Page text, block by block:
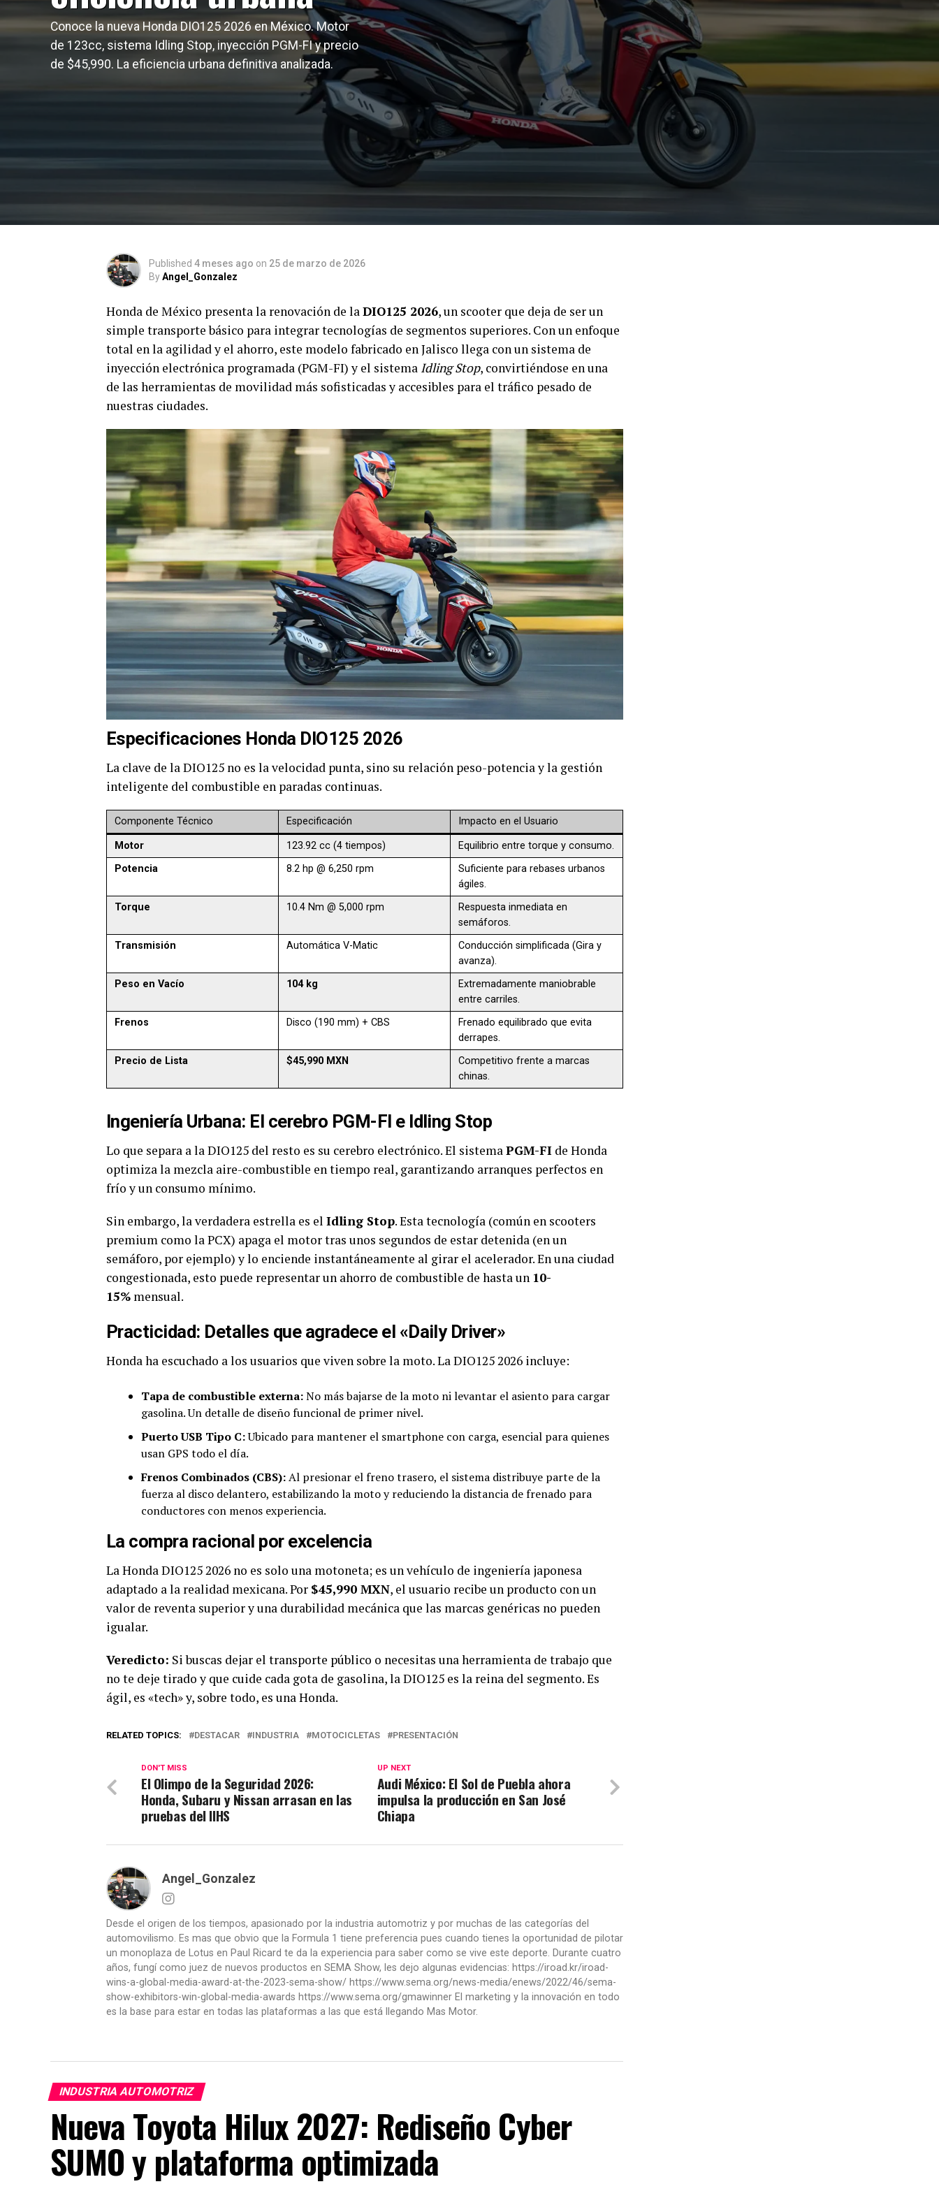
Conoce la nueva Honda DIO125 2026 en México. Motor
de 123cc, sistema Idling Stop, inyección PGM-FI y precio
de $45,990. La eficiencia urbana definitiva analizada.
Published 4 meses ago on 25 de marzo de 2026
ByAngel_Gonzalez
Honda de México presenta la renovación de laDIO125 2026, un scooter que deja de ser un
simple transporte básico para integrar tecnologías de segmentos superiores. Con un enfoque
total en la agilidad y el ahorro, este modelo fabricado en Jalisco llega con un sistema de
inyección electrónica programada (PGM-FI) y el sistema Idling Stop, convirtiéndose en una
de las herramientas de movilidad más sofisticadas y accesibles para el tráfico pesado de
nuestras ciudades.
Especificaciones Honda DIO125 2026
La clave de la DIO125 no es la velocidad punta, sino su relación peso-potencia y la gestión
inteligente del combustible en paradas continuas.
Componente Técnico Especificación Impacto en el Usuario
Motor 123.92 cc (4 tiempos)
Equilibrio entre torque y consumo.
Potencia
8.2 hp @ 6,250 rpm
Suficiente para rebases urbanos
ágiles.
Torque
10.4 Nm @ 5,000 rpm
Respuesta inmediata en
semáforos.
Transmisión
Automática V-Matic
Conducción simplificada (Gira y
avanza).
Peso en Vacío
104 kg
Extremadamente maniobrable
entre carriles.
Frenos
Disco (190 mm) + CBS
Frenado equilibrado que evita
derrapes.
Precio de Lista
$45,990 MXN
Competitivo frente a marcas
chinas.
Ingeniería Urbana: El cerebro PGM-FI e Idling Stop
Lo que separa a la DIO125 del resto es su cerebro electrónico. El sistemaPGM-FI de Honda
optimiza la mezcla aire-combustible en tiempo real, garantizando arranques perfectos en
frío y un consumo mínimo.
Sin embargo, la verdadera estrella es el Idling Stop. Esta tecnología (común en scooters
premium como la PCX) apaga el motor tras unos segundos de estar detenida (en un
semáforo, por ejemplo) y lo enciende instantáneamente al girar el acelerador. En una ciudad
congestionada, esto puede representar un ahorro de combustible de hasta un 10-
15% mensual.
Practicidad: Detalles que agradece el «Daily Driver»
Honda ha escuchado a los usuarios que viven sobre la moto. La DIO125 2026 incluye:
Tapa de combustible externa:No más bajarse de la moto ni levantar el asiento para cargar
gasolina. Un detalle de diseño funcional de primer nivel.
Puerto USB Tipo C:Ubicado para mantener el smartphone con carga, esencial para quienes
usan GPS todo el día.
Frenos Combinados (CBS):Al presionar el freno trasero, el sistema distribuye parte de la
fuerza al disco delantero, estabilizando la moto y reduciendo la distancia de frenado para
conductores con menos experiencia.
La compra racional por excelencia
La Honda DIO125 2026 no es solo una motoneta; es un vehículo de ingeniería japonesa
adaptado a la realidad mexicana. Por $45,990 MXN, el usuario recibe un producto con un
valor de reventa superior y una durabilidad mecánica que las marcas genéricas no pueden
igualar.
Veredicto: Si buscas dejar el transporte público o necesitas una herramienta de trabajo que
no te deje tirado y que cuide cada gota de gasolina, la DIO125 es la reina del segmento. Es
ágil, es «tech» y, sobre todo, es una Honda.
RELATED TOPICS: DESTACAR INDUSTRIA MOTOCICLETAS PRESENTACIÓN
UP NEXT
Audi México: El Sol de Puebla ahora
impulsa la producción en San José
Chiapa
DON'T MISS
El Olimpo de la Seguridad 2026:
Honda, Subaru y Nissan arrasan en las
pruebas del IIHS
Angel_Gonzalez
Desde el origen de los tiempos, apasionado por la industria automotriz y por muchas de las categorías del
automovilismo. Es mas que obvio que la Formula 1 tiene preferencia pues cuando tienes la oportunidad de pilotar
un monoplaza de Lotus en Paul Ricard te da la experiencia para saber como se vive este deporte. Durante cuatro
años, fungí como juez de nuevos productos en SEMA Show, les dejo algunas evidencias: https://iroad.kr/iroad-
wins-a-global-media-award-at-the-2023-sema-show/ https://www.sema.org/news-media/enews/2022/46/sema-
show-exhibitors-win-global-media-awards https://www.sema.org/gmawinner El marketing y la innovación en todo
es la base para estar en todas las plataformas a las que está llegando Mas Motor.
INDUSTRIA AUTOMOTRIZ
Nueva Toyota Hilux 2027: Rediseño Cyber
SUMO y plataforma optimizada